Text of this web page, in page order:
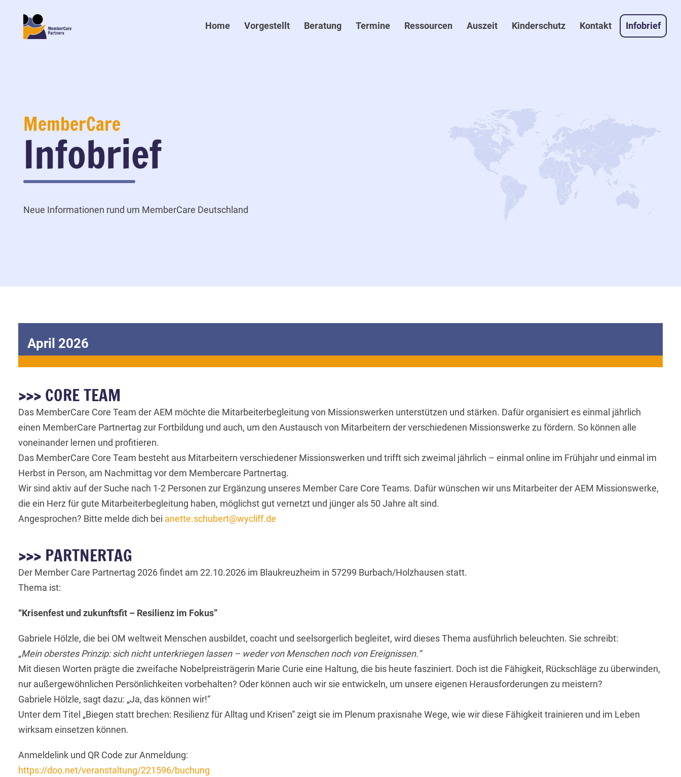
Home Vorgestellt Beratung Termine Ressourcen Auszeit Kinderschutz Kontakt Infobrief
MemberCare
Infobrief
Neue Informationen rund um MemberCare Deutschland
April 2026
>>> CORE TEAM
Das MemberCare Core Team der AEM möchte die Mitarbeiterbegleitung von Missionswerken unterstützen und stärken. Dafür organisiert es einmal jährlich
einen MemberCare Partnertag zur Fortbildung und auch, um den Austausch von Mitarbeitern der verschiedenen Missionswerke zu fördern. So können alle
voneinander lernen und profitieren.
Das MemberCare Core Team besteht aus Mitarbeitern verschiedener Missionswerken und trifft sich zweimal jährlich – einmal online im Frühjahr und einmal im
Herbst in Person, am Nachmittag vor dem Membercare Partnertag.
Wir sind aktiv auf der Suche nach 1-2 Personen zur Ergänzung unseres Member Care Core Teams. Dafür wünschen wir uns Mitarbeiter der AEM Missionswerke,
die ein Herz für gute Mitarbeiterbegleitung haben, möglichst gut vernetzt und jünger als 50 Jahre alt sind.
Angesprochen? Bitte melde dich bei anette.schubert@wycliff.de
>>> PARTNERTAG
Der Member Care Partnertag 2026 findet am 22.10.2026 im Blaukreuzheim in 57299 Burbach/Holzhausen statt.
Thema ist:
“Krisenfest und zukunftsfit – Resilienz im Fokus”
Gabriele Hölzle, die bei OM weltweit Menschen ausbildet, coacht und seelsorgerlich begleitet, wird dieses Thema ausführlich beleuchten. Sie schreibt:
„Mein oberstes Prinzip: sich nicht unterkriegen lassen – weder von Menschen noch von Ereignissen.“
Mit diesen Worten prägte die zweifache Nobelpreisträgerin Marie Curie eine Haltung, die bis heute fasziniert. Doch ist die Fähigkeit, Rückschläge zu überwinden,
nur außergewöhnlichen Persönlichkeiten vorbehalten? Oder können auch wir sie entwickeln, um unsere eigenen Herausforderungen zu meistern?
Gabriele Hölzle, sagt dazu: „Ja, das können wir!“
Unter dem Titel „Biegen statt brechen: Resilienz für Alltag und Krisen“ zeigt sie im Plenum praxisnahe Wege, wie wir diese Fähigkeit trainieren und im Leben
wirksam einsetzen können.
Anmeldelink und QR Code zur Anmeldung:
https://doo.net/veranstaltung/221596/buchung